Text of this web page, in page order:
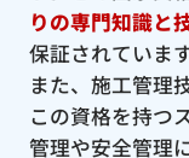
りの専門知識と
保証されています
また、施工管理
この資格を持つ
管理や安全管理